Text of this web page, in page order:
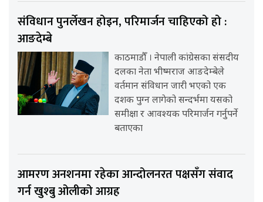
संविधान पुनर्लेखन होइन, परिमार्जन चाहिएको हो :
आङदेम्बे
काठमाडौँ । नेपाली कांग्रेसका संसदीय
दलका नेता भीष्मराज आङदेम्बेले
वर्तमान संविधान जारी भएको एक
दशक पुग्न लागेको सन्दर्भमा यसको
समीक्षा र आवश्यक परिमार्जन गर्नुपर्ने
बताएका
आमरण अनशनमा रहेका आन्दोलनरत पक्षसँग संवाद
गर्न खुश्बु ओलीको आग्रह